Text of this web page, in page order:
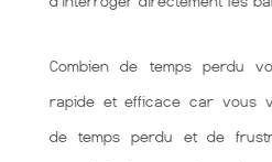
Combien de temps perdu
rapide et efficace car vous
de temps perdu et de